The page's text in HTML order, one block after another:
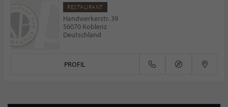
RESTAURANT
Handwerkerstr. 39
56070 Koblenz
Deutschland
PROFIL